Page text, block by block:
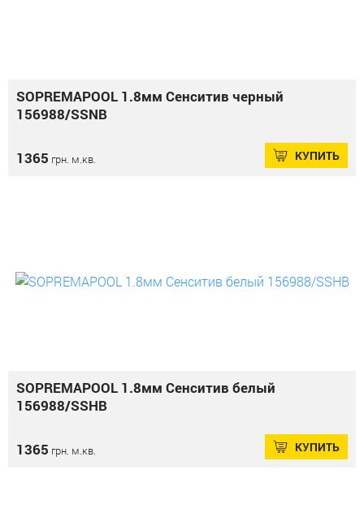
SOPREMAPOOL 1.8мм Сенситив черный
156988/SSNB
1365 грн. м.кв. КУПИТЬ
SOPREMAPOOL 1.8мм Сенситив белый
156988/SSHB
1365 грн. м.кв. КУПИТЬ